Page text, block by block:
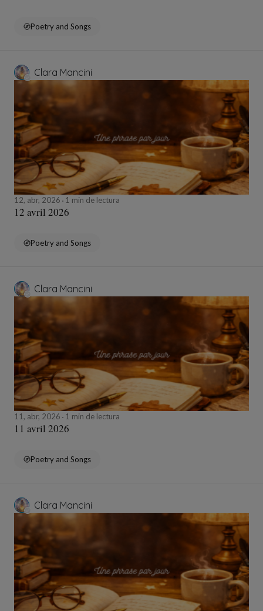
Poetry and Songs
Clara Mancini
12, abr, 2026 1 min de lectura
12 avril 2026
Poetry and Songs
Clara Mancini
11, abr, 2026 1 min de lectura
11 avril 2026
Poetry and Songs
Clara Mancini